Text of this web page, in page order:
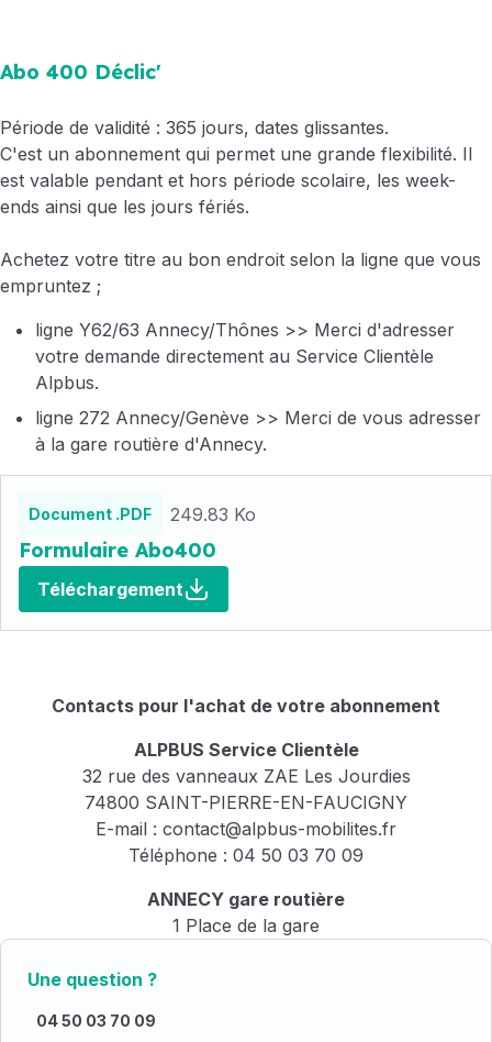
Abo 400 Déclic'
Période de validité : 365 jours, dates glissantes.
C'est un abonnement qui permet une grande flexibilité. Il
est valable pendant et hors période scolaire, les week-
ends ainsi que les jours fériés.
Achetez votre titre au bon endroit selon la ligne que vous
empruntez ;
ligne Y62/63 Annecy/Thônes >> Merci d'adresser
votre demande directement au Service Clientèle
Alpbus.
ligne 272 Annecy/Genève >> Merci de vous adresser
à la gare routière d'Annecy.
Document .PDF 249.83 Ko
Formulaire Abo400
Téléchargement
Contacts pour l'achat de votre abonnement
ALPBUS Service Clientèle
32 rue des vanneaux ZAE Les Jourdies
74800 SAINT-PIERRE-EN-FAUCIGNY
E-mail : contact@alpbus-mobilites.fr
Téléphone : 04 50 03 70 09
ANNECY gare routière
1 Place de la gare
Une question ?
04 50 03 70 09